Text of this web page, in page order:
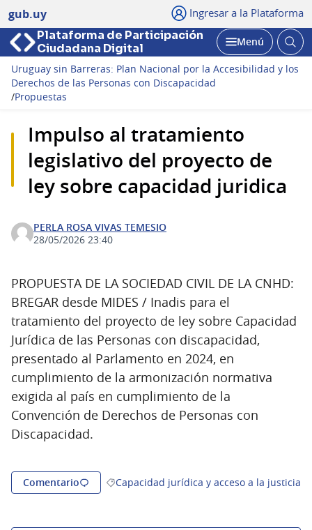
gub.uy Ingresar a la Plataforma
Plataforma de Participación
Ciudadana Digital
Abrir
Menú
Uruguay sin Barreras: Plan Nacional por la Accesibilidad y los
Derechos de las Personas con Discapacidad
/Propuestas
Impulso al tratamiento
legislativo del proyecto de
ley sobre capacidad juridica
PERLA ROSA VIVAS TEMESIO
28/05/2026 23:40
PROPUESTA DE LA SOCIEDAD CIVIL DE LA CNHD:
BREGAR desde MIDES / Inadis para el
tratamiento del proyecto de ley sobre Capacidad
Jurídica de las Personas con discapacidad,
presentado al Parlamento en 2024, en
cumplimiento de la armonización normativa
exigida al país en cumplimiento de la
Convención de Derechos de Personas con
Discapacidad.
Comentario Resultados al filtrar por la categoría:
Capacidad jurídica y acceso a la justicia